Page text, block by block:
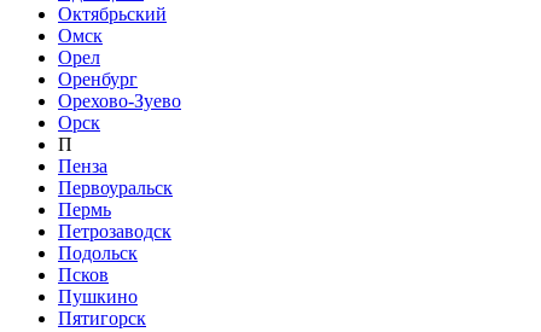
Октябрьский
Омск
Орел
Оренбург
Орехово-Зуево
Орск
П
Пенза
Первоуральск
Пермь
Петрозаводск
Подольск
Псков
Пушкино
Пятигорск